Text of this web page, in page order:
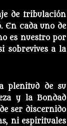
de tribulación
En cada uno de
es nuestro por
sobrevives a la
plenitud de su
y la Bondad
ser discernido
ni espirituales